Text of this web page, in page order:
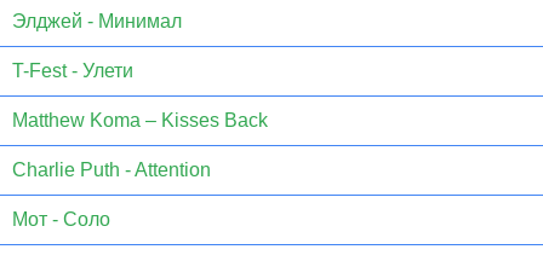
Элджей - Минимал
T-Fest - Улети
Matthew Koma – Kisses Back
Charlie Puth - Attention
Мот - Соло